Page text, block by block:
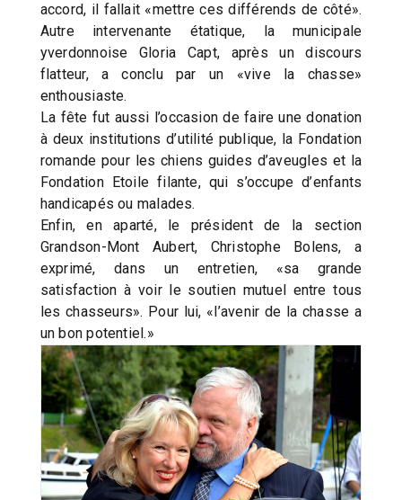
accord, il fallait «mettre ces différends de côté».
Autre intervenante étatique, la municipale
yverdonnoise Gloria Capt, après un discours
flatteur, a conclu par un «vive la chasse»
enthousiaste.
La fête fut aussi l’occasion de faire une donation
à deux institutions d’utilité publique, la Fondation
romande pour les chiens guides d’aveugles et la
Fondation Etoile filante, qui s’occupe d’enfants
handicapés ou malades.
Enfin, en aparté, le président de la section
Grandson-Mont Aubert, Christophe Bolens, a
exprimé, dans un entretien, «sa grande
satisfaction à voir le soutien mutuel entre tous
les chasseurs». Pour lui, «l’avenir de la chasse a
un bon potentiel.»